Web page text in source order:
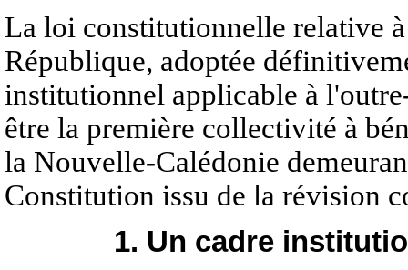
La loi constitutionnelle relative
République, adoptée
institutionnel applicable à
être la première collectivité à
la Nouvelle-Calédonie
Constitution issu de la révision
1. Un cadre